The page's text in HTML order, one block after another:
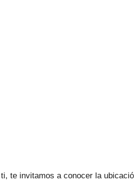
te invitamos a conocer la